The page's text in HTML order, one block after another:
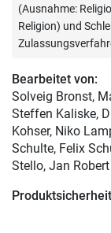
(Ausnahme:
Religion) und
Bearbeitet von:
Solveig Bronst,
Steffen Kaliske,
Kohser, Niko
Schulte, Felix
Stello, Jan
Produktsicherheit